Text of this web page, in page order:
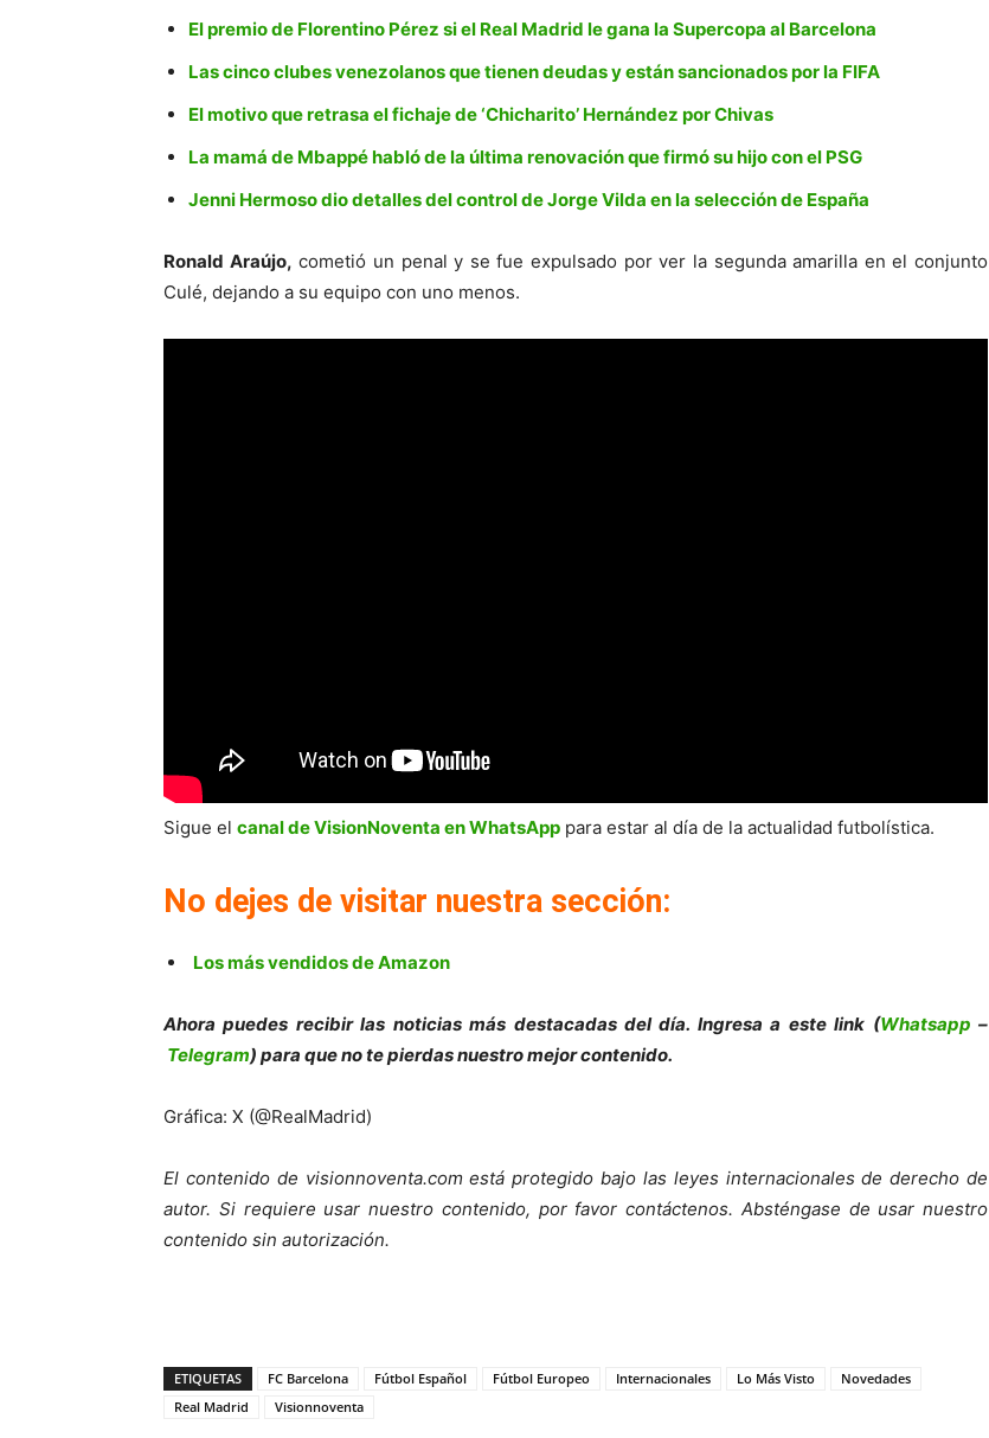
El premio de Florentino Pérez si el Real Madrid le gana la Supercopa al Barcelona
Las cinco clubes venezolanos que tienen deudas y están sancionados por la FIFA
El motivo que retrasa el fichaje de ‘Chicharito’ Hernández por Chivas
La mamá de Mbappé habló de la última renovación que firmó su hijo con el PSG
Jenni Hermoso dio detalles del control de Jorge Vilda en la selección de España
Ronald Araújo, cometió un penal y se fue expulsado por ver la segunda amarilla en el conjunto
Culé, dejando a su equipo con uno menos.
Sigue el canal de VisionNoventa en WhatsApp para estar al día de la actualidad futbolística.
No dejes de visitar nuestra sección:
Los más vendidos de Amazon
Ahora puedes recibir las noticias más destacadas del día. Ingresa a este link (Whatsapp –
Telegram) para que no te pierdas nuestro mejor contenido.
Gráfica: X (@RealMadrid)
El contenido de visionnoventa.com está protegido bajo las leyes internacionales de derecho de
autor. Si requiere usar nuestro contenido, por favor contáctenos. Absténgase de usar nuestro
contenido sin autorización.
ETIQUETAS FC Barcelona Fútbol Español Fútbol Europeo Internacionales Lo Más Visto
Novedades
Real Madrid
Visionnoventa